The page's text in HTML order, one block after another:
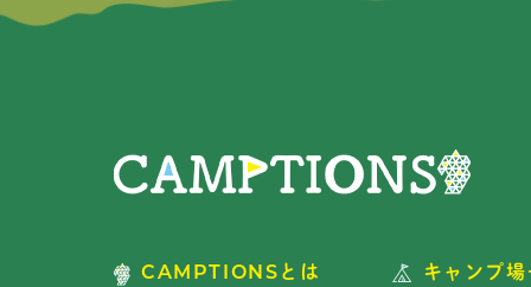
CAMPTIONSとは キャンプ